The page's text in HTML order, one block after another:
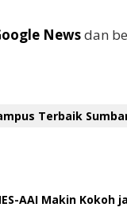
Newsdan
Terbaik
AAI Makin Kokoh